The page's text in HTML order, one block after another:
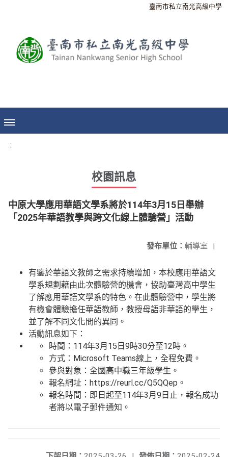
臺南市私立南光高級中學
:::
校園訊息
中原大學應用華語文學系將於114年3月15日舉辦
「2025年華語教學與跨文化線上體驗營」活動
發布單位： 輔導室 |
有鑒於華語文教師之需求持續增加，本校應用華語文
學系規劃藉由此次體驗營的機會，協助臺灣高中學生
了解應用華語文學系的特色。在此體驗營中，學生將
有機會體驗擔任華語教師，教授母語非華語的學生，
並了解不同文化間的異同。
活動訊息如下：
時間：114年3月15日9時30分至12時。
方式：Microsoft Teams線上，全程免費。
參與對象：全國高中職三年級學生。
報名網址：https://reurl.cc/Q5QQep。
報名時間：即日起至114年3月9日止，報名成功
者將以電子郵件通知。